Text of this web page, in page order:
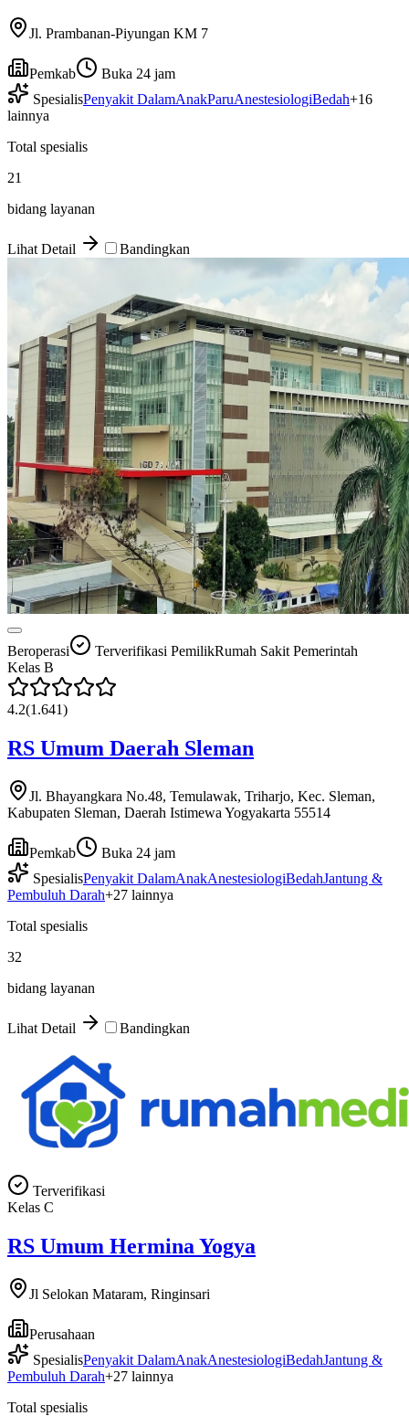
Jl. Prambanan-Piyungan KM 7
Pemkab
Buka 24 jam
SpesialisPenyakit DalamAnakParuAnestesiologiBedah+16
lainnya
Total spesialis
21
bidang layanan
Lihat Detail Bandingkan
Beroperasi Terverifikasi PemilikRumah Sakit Pemerintah
Kelas B
4.2(1.641)
RS Umum Daerah Sleman
Jl. Bhayangkara No.48, Temulawak, Triharjo, Kec. Sleman,
Kabupaten Sleman, Daerah Istimewa Yogyakarta 55514
Pemkab
Buka 24 jam
SpesialisPenyakit DalamAnakAnestesiologiBedahJantung &
Pembuluh Darah+27 lainnya
Total spesialis
32
bidang layanan
Lihat Detail Bandingkan
Terverifikasi
Kelas C
RS Umum Hermina Yogya
Jl Selokan Mataram, Ringinsari
Perusahaan
SpesialisPenyakit DalamAnakAnestesiologiBedahJantung &
Pembuluh Darah+27 lainnya
Total spesialis